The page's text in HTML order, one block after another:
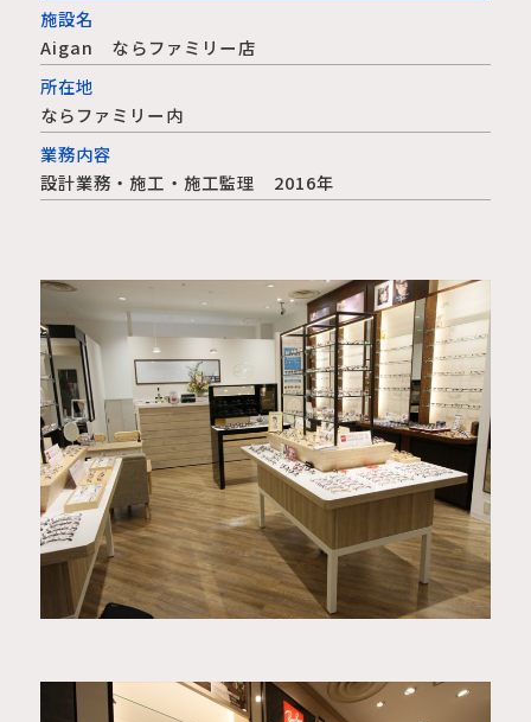
施設名
Aigan ならファミリー店
所在地
ならファミリー内
業務内容
設計業務・施工・施工監理 2016年